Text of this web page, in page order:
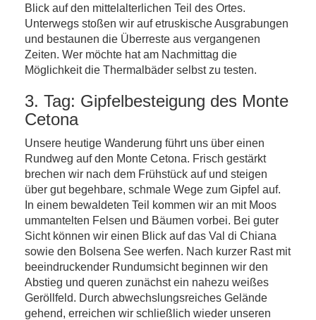
Blick auf den mittelalterlichen Teil des Ortes.
Unterwegs stoßen wir auf etruskische Ausgrabungen
und bestaunen die Überreste aus vergangenen
Zeiten. Wer möchte hat am Nachmittag die
Möglichkeit die Thermalbäder selbst zu testen.
3. Tag: Gipfelbesteigung des Monte
Cetona
Unsere heutige Wanderung führt uns über einen
Rundweg auf den Monte Cetona. Frisch gestärkt
brechen wir nach dem Frühstück auf und steigen
über gut begehbare, schmale Wege zum Gipfel auf.
In einem bewaldeten Teil kommen wir an mit Moos
ummantelten Felsen und Bäumen vorbei. Bei guter
Sicht können wir einen Blick auf das Val di Chiana
sowie den Bolsena See werfen. Nach kurzer Rast mit
beeindruckender Rundumsicht beginnen wir den
Abstieg und queren zunächst ein nahezu weißes
Geröllfeld. Durch abwechslungsreiches Gelände
gehend, erreichen wir schließlich wieder unseren